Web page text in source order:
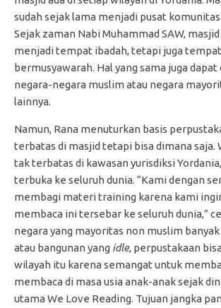
sudah sejak lama menjadi pusat
Sejak zaman Nabi Muhammad SAW,
menjadi tempat ibadah, tetapi juga
bermusyawarah. Hal yang sama juga
negara-negara muslim atau negara
lainnya.
Namun, Rana menuturkan basis
terbatas di masjid tetapi bisa dimana saja.
tak terbatas di kawasan yurisdiksi
terbuka ke seluruh dunia. “Kami dengan
membagi materi training karena kami
membaca ini tersebar ke seluruh dunia,”
negara yang mayoritas non muslim
atau bangunan yang idle, perpustakaan
wilayah itu karena semangat untuk
membaca di masa usia anak-anak sejak
utama We Love Reading. Tujuan jangka